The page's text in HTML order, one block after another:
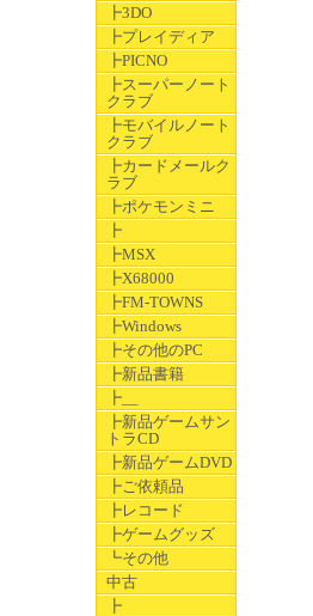
┣3DO
┣プレイディア
┣PICNO
┣スーパーノート
クラブ
┣モバイルノート
クラブ
┣カードメールク
ラブ
┣ポケモンミニ
┣
┣MSX
┣X68000
┣FM-TOWNS
┣Windows
┣その他のPC
┣新品書籍
┣__
┣新品ゲームサン
トラCD
┣新品ゲームDVD
┣ご依頼品
┣レコード
┣ゲームグッズ
┗その他
中古
┣